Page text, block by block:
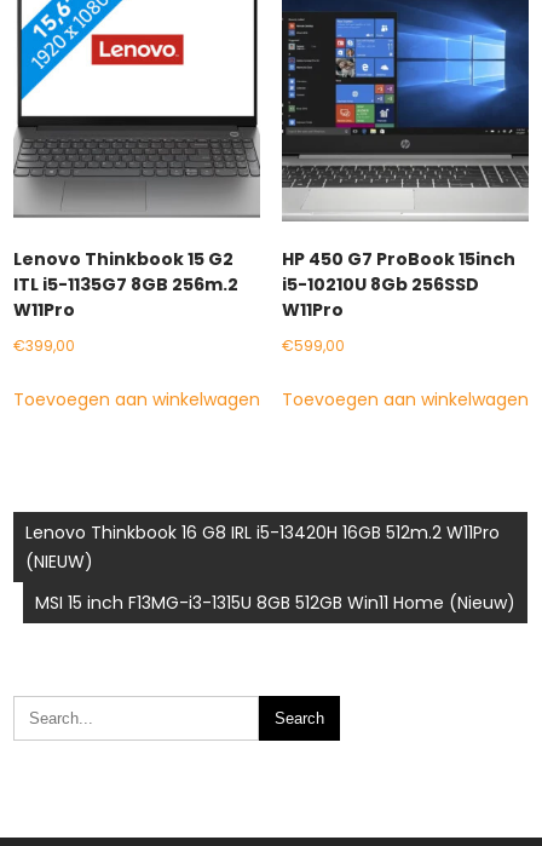
Lenovo Thinkbook 15 G2
ITL i5-1135G7 8GB 256m.2
W11Pro
€399,00
Toevoegen aan winkelwagen
HP 450 G7 ProBook 15inch
i5-10210U 8Gb 256SSD
W11Pro
€599,00
Toevoegen aan winkelwagen
Bericht
navigatie
Lenovo Thinkbook 16 G8 IRL i5-13420H 16GB 512m.2 W11Pro
(NIEUW)
MSI 15 inch F13MG-i3-1315U 8GB 512GB Win11 Home (Nieuw)